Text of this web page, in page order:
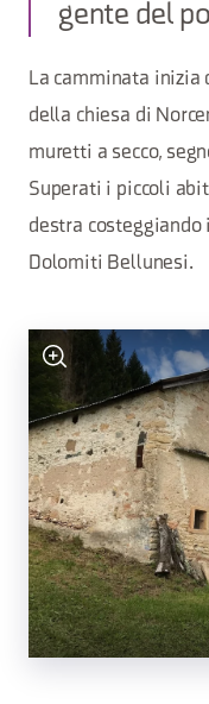
gente del
La camminata inizia
della chiesa di
muretti a secco,
Superati i piccoli
destra costeggiando
Dolomiti Bellunesi.